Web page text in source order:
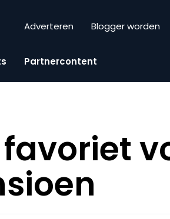
Adverteren Blogger worden
Partnercontent